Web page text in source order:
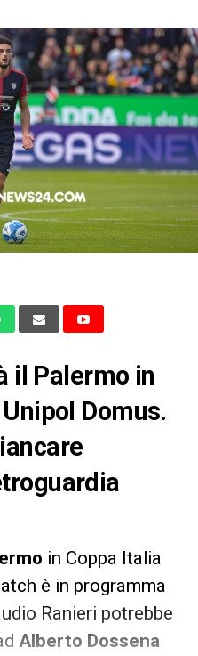
il Palermo in
Domus.
in Coppa Italia
è in programma
Ranieri potrebbe
Alberto Dossena